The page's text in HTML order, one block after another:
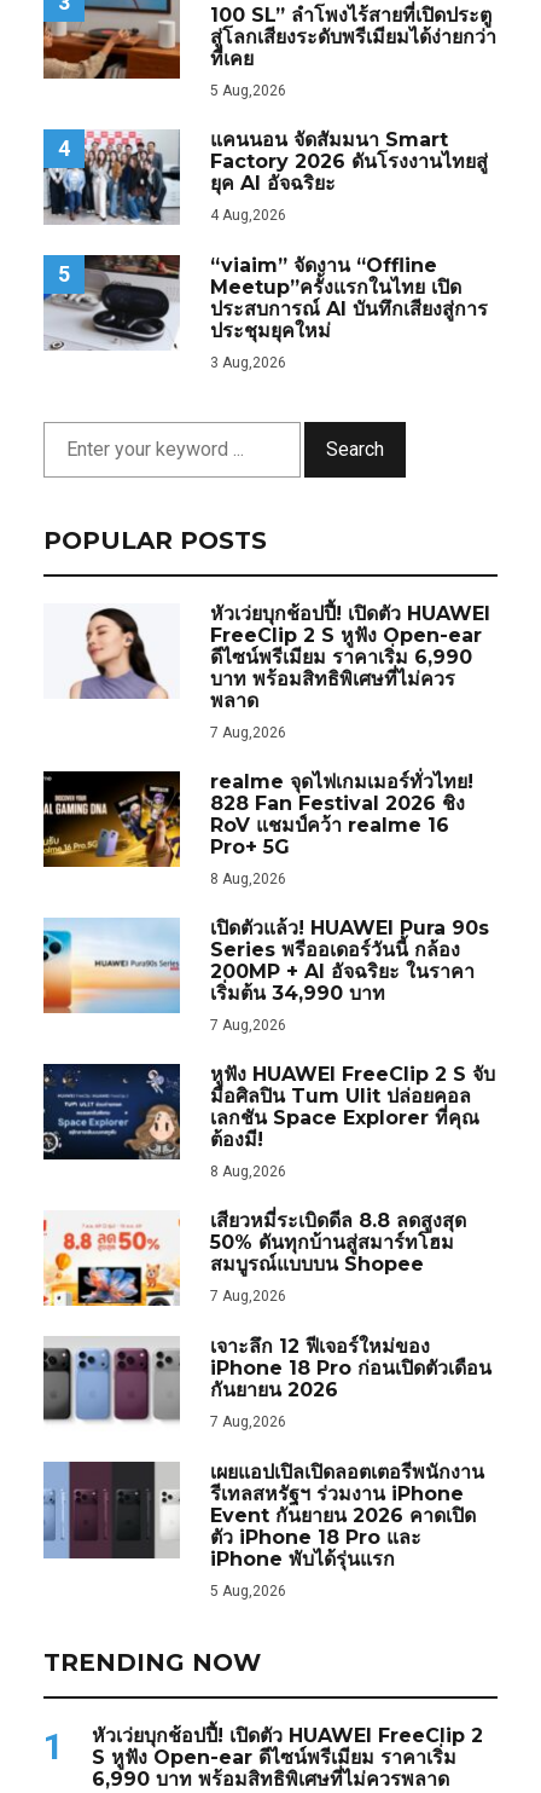
100 SL” ลำโพงไร้สายที่เปิดประตู
สู่โลกเสียงระดับพรีเมียมได้ง่ายกว่า
ที่เคย
5 Aug,2026
4
แคนนอน จัดสัมมนา Smart
Factory 2026 ดันโรงงานไทยสู่
ยุค AI อัจฉริยะ
4 Aug,2026
5
“viaim” จัดงาน “Offline
Meetup”ครั้งแรกในไทย เปิด
ประสบการณ์ AI บันทึกเสียงสู่การ
ประชุมยุคใหม่
3 Aug,2026
Search
POPULAR POSTS
หัวเว่ยบุกช้อปปี้! เปิดตัว HUAWEI
FreeClip 2 S หูฟัง Open-ear
ดีไซน์พรีเมียม ราคาเริ่ม 6,990
บาท พร้อมสิทธิพิเศษที่ไม่ควร
พลาด
7 Aug,2026
realme จุดไฟเกมเมอร์ทั่วไทย!
828 Fan Festival 2026 ชิง
RoV แชมป์คว้า realme 16
Pro+ 5G
8 Aug,2026
เปิดตัวแล้ว! HUAWEI Pura 90s
Series พรีออเดอร์วันนี้ กล้อง
200MP + AI อัจฉริยะ ในราคา
เริ่มต้น 34,990 บาท
7 Aug,2026
หูฟัง HUAWEI FreeClip 2 S จับ
มือศิลปิน Tum Ulit ปล่อยคอล
เลกชัน Space Explorer ที่คุณ
ต้องมี!
8 Aug,2026
เสียวหมี่ระเบิดดีล 8.8 ลดสูงสุด
50% ดันทุกบ้านสู่สมาร์ทโฮม
สมบูรณ์แบบบน Shopee
7 Aug,2026
เจาะลึก 12 ฟีเจอร์ใหม่ของ
iPhone 18 Pro ก่อนเปิดตัวเดือน
กันยายน 2026
7 Aug,2026
เผยแอปเปิลเปิดลอตเตอรีพนักงาน
รีเทลสหรัฐฯ ร่วมงาน iPhone
Event กันยายน 2026 คาดเปิด
ตัว iPhone 18 Pro และ
iPhone พับได้รุ่นแรก
5 Aug,2026
TRENDING NOW
1
หัวเว่ยบุกช้อปปี้! เปิดตัว HUAWEI FreeClip 2
S หูฟัง Open-ear ดีไซน์พรีเมียม ราคาเริ่ม
6,990 บาท พร้อมสิทธิพิเศษที่ไม่ควรพลาด